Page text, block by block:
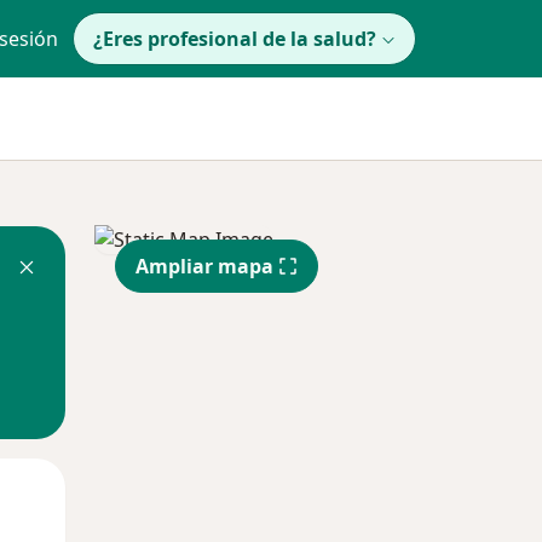
¿Eres profesional de la salud?
Ampliar mapa